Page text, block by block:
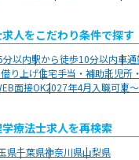
人をこだわり条件で探す
分以内駅から徒歩10分以内車
り上げ住宅手当・補助託児所
面接OK2027年4月入職可夏
療法士求人を再検索
県千葉県神奈川県山梨県